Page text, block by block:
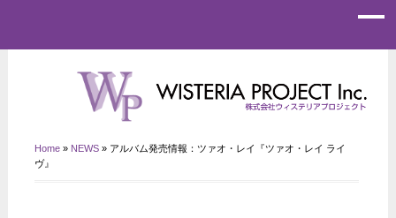
Home» NEWS» アルバム発売情報：ツァオ・レイ『ツァオ・レイ ライ
ヴ』